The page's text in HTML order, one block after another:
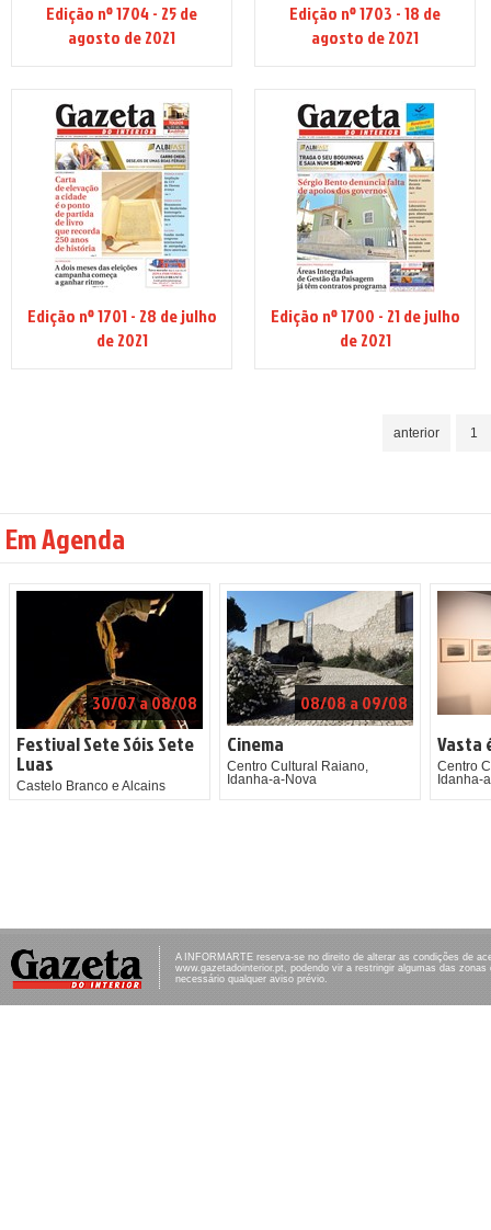
Edição nº 1704 - 25 de
agosto de 2021
Edição nº 1703 - 18 de
agosto de 2021
Edição nº 1701 - 28 de julho
de 2021
Edição nº 1700 - 21 de julho
de 2021
anterior 1
Em Agenda
30/07 a 08/08
Festival Sete Sóis Sete
Luas
Castelo Branco e Alcains
08/08 a 09/08
Cinema
Centro Cultural Raiano,
Idanha-a-Nova
Vasta
Centro
Idanha-
A INFORMARTE reserva-se no direito de alterar as condições de
www.gazetadointerior.pt, podendo vir a restringir algumas das
necessário qualquer aviso prévio.